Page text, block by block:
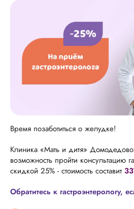
Время позаботиться о желудке!
Клиника «Мать и дитя»
возможность пройти консультацию
скидкой 25% - стоимость составит
Обратитесь к гастроэнтерологу,